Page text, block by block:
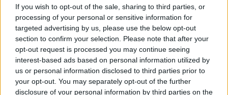
If you wish to opt-out of the sale, sharing to third parties, or
processing of your personal or sensitive information for
targeted advertising by us, please use the below opt-out
section to confirm your selection. Please note that after your
opt-out request is processed you may continue seeing
interest-based ads based on personal information utilized by
us or personal information disclosed to third parties prior to
your opt-out. You may separately opt-out of the further
disclosure of your personal information by third parties on the
När onlinecasino blir en del av
den digitala vardagen i södra
Stockholm
EXTERN PARTNER. Södra Stockholm är en
del av […]